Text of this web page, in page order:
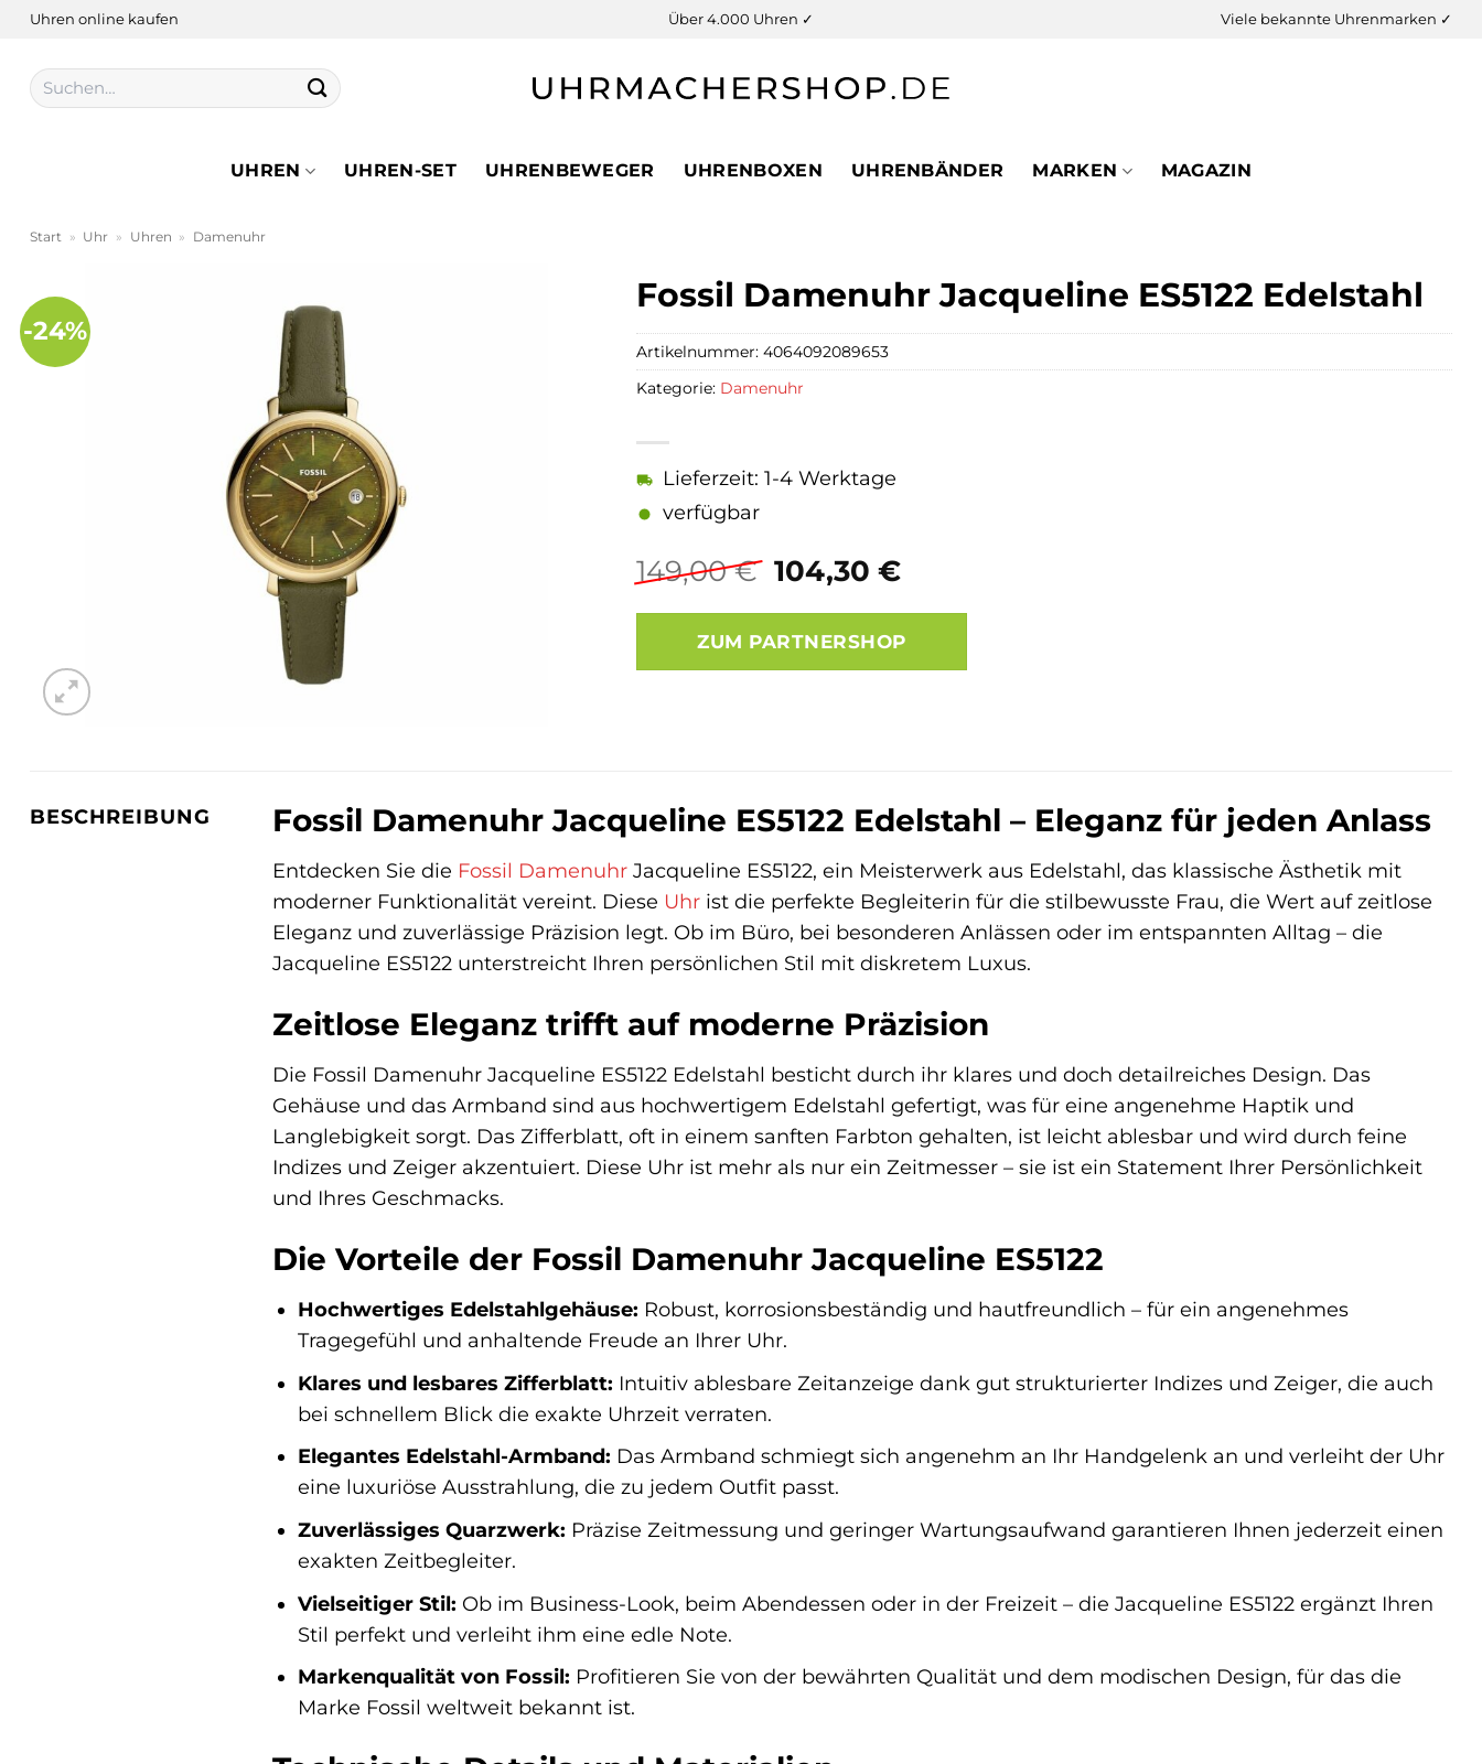
Zum
springen
Uhren online kaufen Über 4.000 Uhren ✓ Viele bekannte Uhrenmarken ✓
Suchen
nach:
UHREN UHREN-SET UHRENBEWEGER UHRENBOXEN UHRENBÄNDER MARKEN MAGAZIN
Start » Uhr » Uhren » Damenuhr
-24%
Fossil Damenuhr Jacqueline ES5122 Edelstahl
149,00€ Ursprünglicher
war:
149,00 €
104,30 €Aktueller
ist:
104,30 €.
Lieferzeit: 1-4 Werktage
verfügbar
ZUM PARTNERSHOP
Artikelnummer: 4064092089653
Kategorie: Damenuhr
BESCHREIBUNG Fossil Damenuhr Jacqueline ES5122 Edelstahl – Eleganz für jeden Anlass
Entdecken Sie die Fossil Damenuhr Jacqueline ES5122, ein Meisterwerk aus Edelstahl, das klassische Ästhetik mit
moderner Funktionalität vereint. Diese Uhr ist die perfekte Begleiterin für die stilbewusste Frau, die Wert auf zeitlose
Eleganz und zuverlässige Präzision legt. Ob im Büro, bei besonderen Anlässen oder im entspannten Alltag – die
Jacqueline ES5122 unterstreicht Ihren persönlichen Stil mit diskretem Luxus.
Zeitlose Eleganz trifft auf moderne Präzision
Die Fossil Damenuhr Jacqueline ES5122 Edelstahl besticht durch ihr klares und doch detailreiches Design. Das
Gehäuse und das Armband sind aus hochwertigem Edelstahl gefertigt, was für eine angenehme Haptik und
Langlebigkeit sorgt. Das Zifferblatt, oft in einem sanften Farbton gehalten, ist leicht ablesbar und wird durch feine
Indizes und Zeiger akzentuiert. Diese Uhr ist mehr als nur ein Zeitmesser – sie ist ein Statement Ihrer Persönlichkeit
und Ihres Geschmacks.
Die Vorteile der Fossil Damenuhr Jacqueline ES5122
Hochwertiges Edelstahlgehäuse: Robust, korrosionsbeständig und hautfreundlich – für ein angenehmes
Tragegefühl und anhaltende Freude an Ihrer Uhr.
Klares und lesbares Zifferblatt: Intuitiv ablesbare Zeitanzeige dank gut strukturierter Indizes und Zeiger, die auch
bei schnellem Blick die exakte Uhrzeit verraten.
Elegantes Edelstahl-Armband: Das Armband schmiegt sich angenehm an Ihr Handgelenk an und verleiht der Uhr
eine luxuriöse Ausstrahlung, die zu jedem Outfit passt.
Zuverlässiges Quarzwerk: Präzise Zeitmessung und geringer Wartungsaufwand garantieren Ihnen jederzeit einen
exakten Zeitbegleiter.
Vielseitiger Stil: Ob im Business-Look, beim Abendessen oder in der Freizeit – die Jacqueline ES5122 ergänzt Ihren
Stil perfekt und verleiht ihm eine edle Note.
Markenqualität von Fossil: Profitieren Sie von der bewährten Qualität und dem modischen Design, für das die
Marke Fossil weltweit bekannt ist.